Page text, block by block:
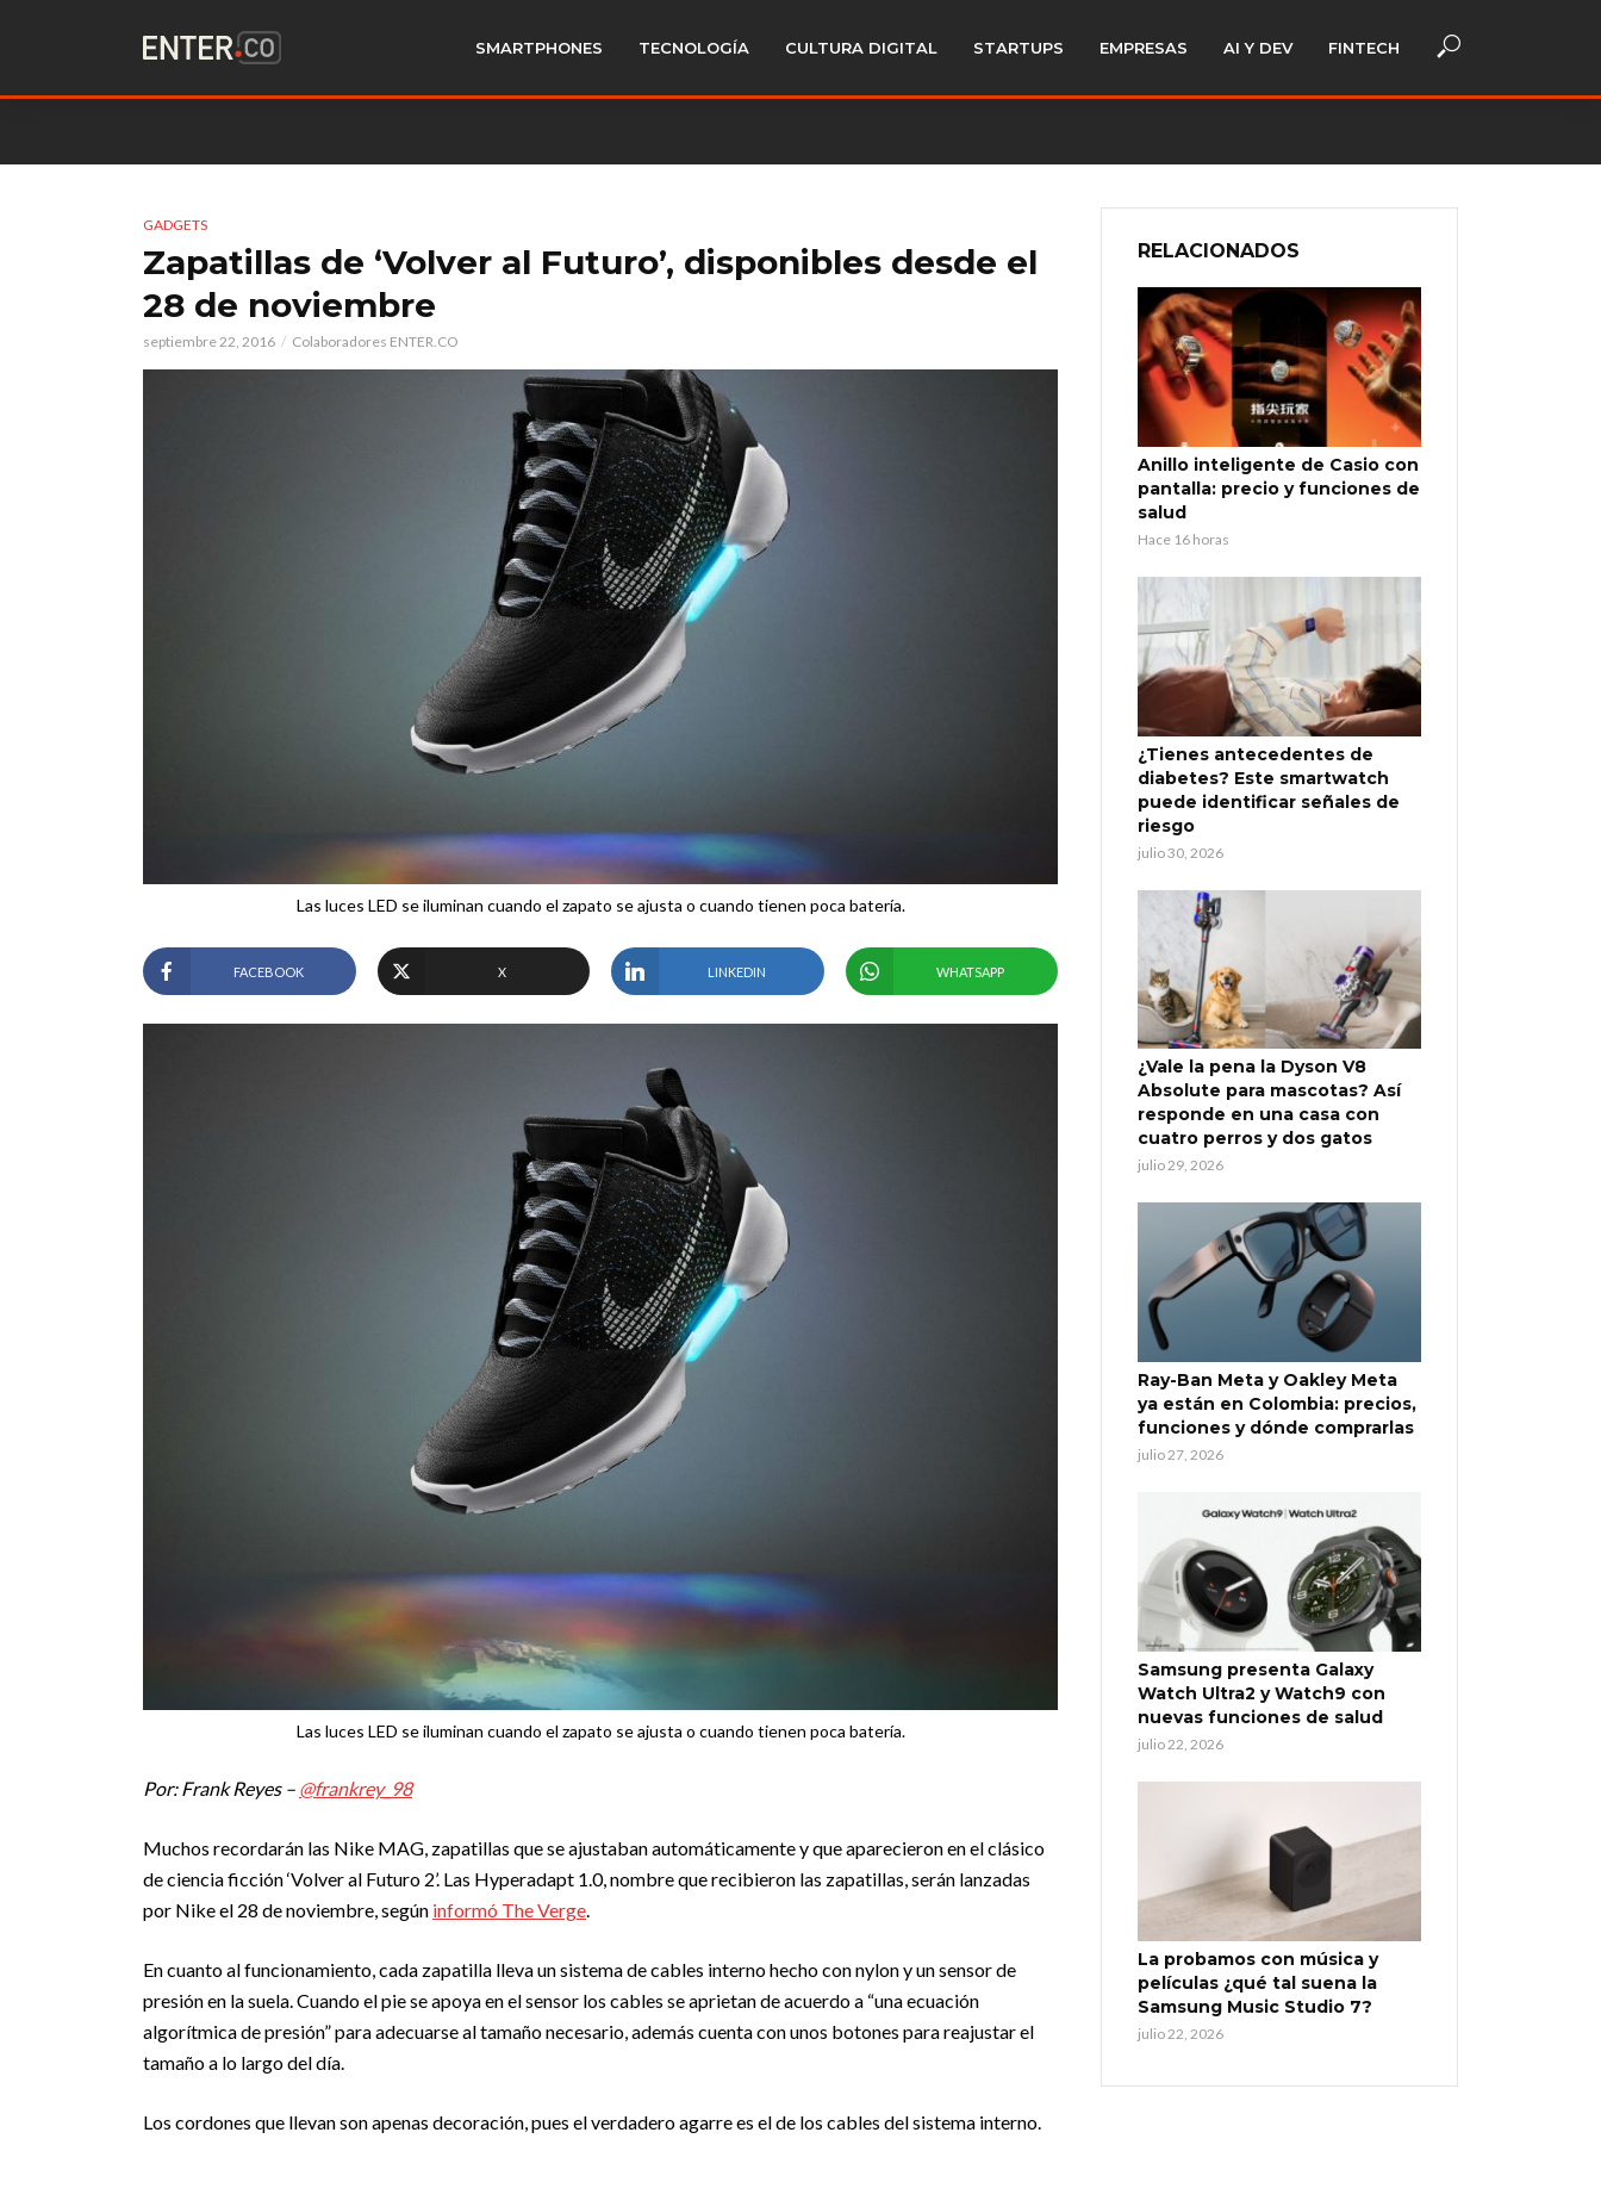
SMARTPHONES TECNOLOGÍA CULTURA DIGITAL STARTUPS EMPRESAS AI Y DEV FINTECH
GADGETS
Zapatillas de ‘Volver al Futuro’, disponibles desde el
28 de noviembre
septiembre 22, 2016 Colaboradores ENTER.CO
Las luces LED se iluminan cuando el zapato se ajusta o cuando tienen poca batería.
FACEBOOK X LINKEDIN WHATSAPP
Las luces LED se iluminan cuando el zapato se ajusta o cuando tienen poca batería.
Por: Frank Reyes – @frankrey_98
Muchos recordarán las Nike MAG, zapatillas que se ajustaban automáticamente y que aparecieron en el clásico
de ciencia ficción ‘Volver al Futuro 2’. Las Hyperadapt 1.0, nombre que recibieron las zapatillas, serán lanzadas
por Nike el 28 de noviembre, según informó The Verge.
En cuanto al funcionamiento, cada zapatilla lleva un sistema de cables interno hecho con nylon y un sensor de
presión en la suela. Cuando el pie se apoya en el sensor los cables se aprietan de acuerdo a “una ecuación
algorítmica de presión” para adecuarse al tamaño necesario, además cuenta con unos botones para reajustar el
tamaño a lo largo del día.
Los cordones que llevan son apenas decoración, pues el verdadero agarre es el de los cables del sistema interno.
RELACIONADOS
Anillo inteligente de Casio con
pantalla: precio y funciones de
salud
Hace 16 horas
¿Tienes antecedentes de
diabetes? Este smartwatch
puede identificar señales de
riesgo
julio 30, 2026
¿Vale la pena la Dyson V8
Absolute para mascotas? Así
responde en una casa con
cuatro perros y dos gatos
julio 29, 2026
Ray-Ban Meta y Oakley Meta
ya están en Colombia: precios,
funciones y dónde comprarlas
julio 27, 2026
Samsung presenta Galaxy
Watch Ultra2 y Watch9 con
nuevas funciones de salud
julio 22, 2026
La probamos con música y
películas ¿qué tal suena la
Samsung Music Studio 7?
julio 22, 2026